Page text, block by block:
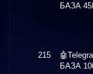
БАЗА
215
БАЗА